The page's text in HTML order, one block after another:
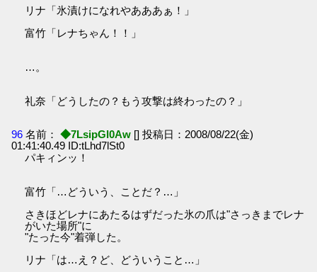
リナ「氷漬けになれやあああぁ！」
富竹「レナちゃん！！」
…。
礼奈「どうしたの？もう攻撃は終わったの？」
96 名前： ◆7LsipGI0Aw [] 投稿日：2008/08/22(金)
01:41:40.49 ID:tLhd7lSt0
パキィンッ！
富竹「…どういう、ことだ？…」
さきほどレナにあたるはずだった氷の爪は"さっきまでレナ
がいた場所"に
"たった今"着弾した。
リナ「は…え？ど、どういうこと…」